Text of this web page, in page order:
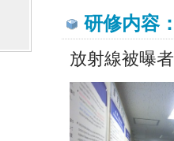
研修内容
放射線被曝